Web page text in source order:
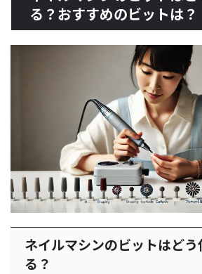
る？おすすめのビットは？
ネイルマシンのビットはど
る？